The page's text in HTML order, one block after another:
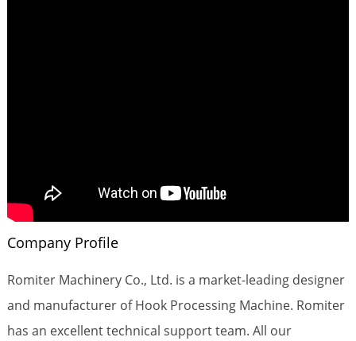
Company Profile
Romiter Machinery Co., Ltd. is a market-leading designer
and manufacturer of Hook Processing Machine. Romiter
has an excellent technical support team. All our